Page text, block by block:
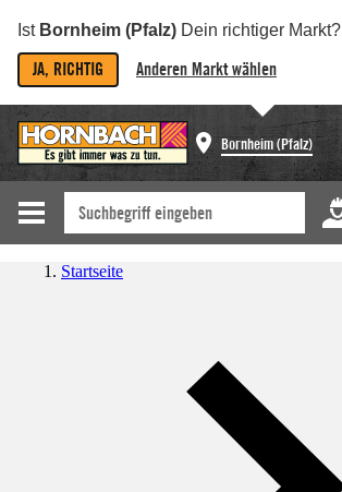
Ist Bornheim (Pfalz) Dein richtiger Markt?
JA, RICHTIG Anderen Markt wählen
Bornheim (Pfalz)
Startseite